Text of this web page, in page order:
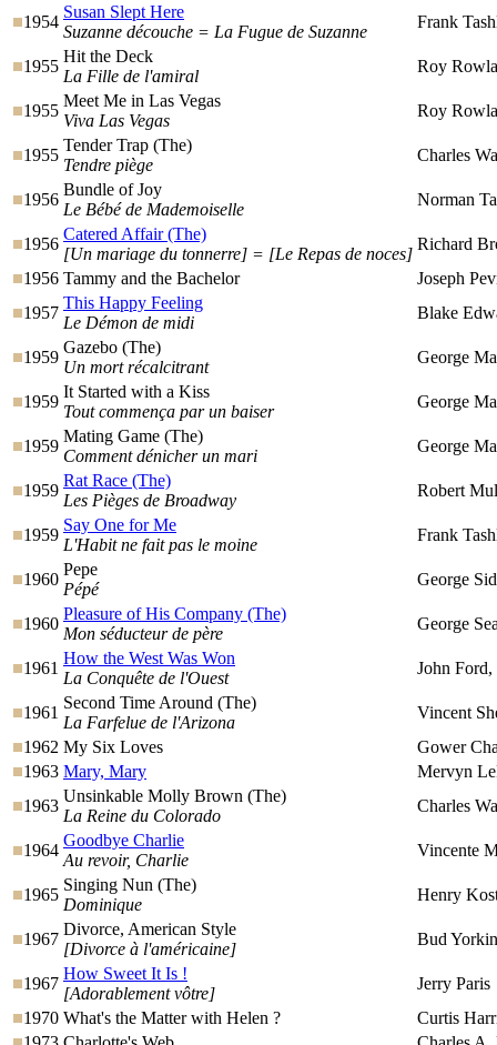
1954
Susan Slept Here
Suzanne découche = La Fugue de Suzanne
Frank
1955
Hit the Deck
La Fille de l'amiral
Roy
1955
Meet Me in Las Vegas
Viva Las Vegas
Roy
1955
Tender Trap (The)
Tendre piège
Charles
1956
Bundle of Joy
Le Bébé de Mademoiselle
Norman
1956
Catered Affair (The)
[Un mariage du tonnerre] = [Le Repas de noces]
Richard
1956 Tammy and the Bachelor
Joseph
1957
This Happy Feeling
Le Démon de midi
Blake
1959
Gazebo (The)
Un mort récalcitrant
George
1959
It Started with a Kiss
Tout commença par un baiser
George
1959
Mating Game (The)
Comment dénicher un mari
George
1959
Rat Race (The)
Les Pièges de Broadway
Robert
1959
Say One for Me
L'Habit ne fait pas le moine
Frank
1960
Pepe
Pépé
George
1960
Pleasure of His Company (The)
Mon séducteur de père
George
1961
How the West Was Won
La Conquête de l'Ouest
John
1961
Second Time Around (The)
La Farfelue de l'Arizona
Vincent
1962 My Six Loves
Gower
1963 Mary, Mary
Mervyn
1963
Unsinkable Molly Brown (The)
La Reine du Colorado
Charles
1964
Goodbye Charlie
Au revoir, Charlie
Vincente
1965
Singing Nun (The)
Dominique
Henry
1967
Divorce, American Style
[Divorce à l'américaine]
Bud Yorkin
1967
How Sweet It Is !
[Adorablement vôtre]
Jerry Paris
1970 What's the Matter with Helen ?
Curtis